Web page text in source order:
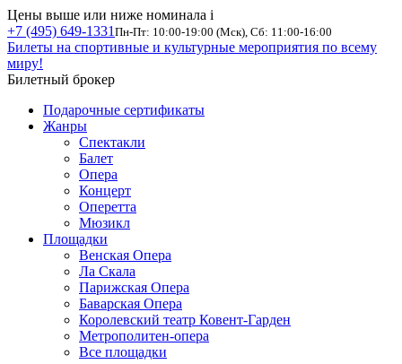
Цены выше или ниже номинала i
+7 (495) 649-1331 Пн-Пт: 10:00-19:00 (Мск), Сб: 11:00-16:00
Билеты на спортивные и культурные мероприятия по всему
миру!
Билетный брокер
Подарочные сертификаты
Жанры
Спектакли
Балет
Опера
Концерт
Оперетта
Мюзикл
Площадки
Венская Опера
Ла Скала
Парижская Опера
Баварская Опера
Королевский театр Ковент-Гарден
Метрополитен-опера
Все площадки